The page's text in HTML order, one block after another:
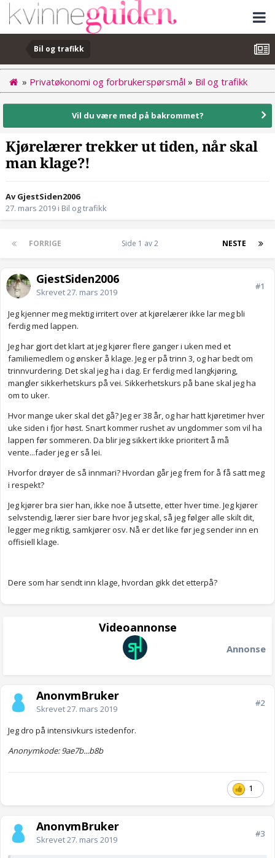
Bil og trafikk
» Privatøkonomi og forbrukerspørsmål » Bil og trafikk
Vil du være med på bakrommet?
Kjørelærer trekker ut tiden, når skal
man klage?!
Av GjestSiden2006
27. mars 2019 i Bil og trafikk
FORRIGE NESTE
Side 1 av 2
GjestSiden2006
Skrevet27. mars 2019
#1
Jeg kjenner meg mektig irritert over at kjørelærer ikke lar meg bli
ferdig med lappen.
Jeg har gjort det klart at jeg kjører flere ganger i uken med et
familiemedlem og ønsker å klage. Jeg er på trinn 3, og har bedt om
trinnvurdering. Det skal jeg ha i dag. Er ferdig med langkjøring,
mangler sikkerhetskurs på vei. Sikkerhetskurs på bane skal jeg ha
om to uker.
Hvor mange uker skal det gå? Jeg er 38 år, og har hatt kjøretimer hver
uke siden i fjor høst. Snart kommer rushet av ungdommer som vil ha
lappen før sommeren. Da blir jeg sikkert ikke prioritert å må
vente...fader jeg er så lei.
Hvorfor drøyer de så innmari? Hvordan går jeg frem for å få satt meg
i respekt?
Jeg kjører bra sier han, ikke noe å utsette, etter hver time. Jeg kjører
selvstendig, lærer sier bare hvor jeg skal, så jeg følger alle skilt dit,
legger meg riktig, samkjører osv. Nå er det like før jeg sender inn en
offisiell klage.
Dere som har sendt inn klage, hvordan gikk det etterpå?
Videoannonse
Annonse
AnonymBruker
Skrevet27. mars 2019
#2
Jeg dro på intensivkurs istedenfor.
Anonymkode: 9ae7b...b8b
1
AnonymBruker
Skrevet27. mars 2019
#3